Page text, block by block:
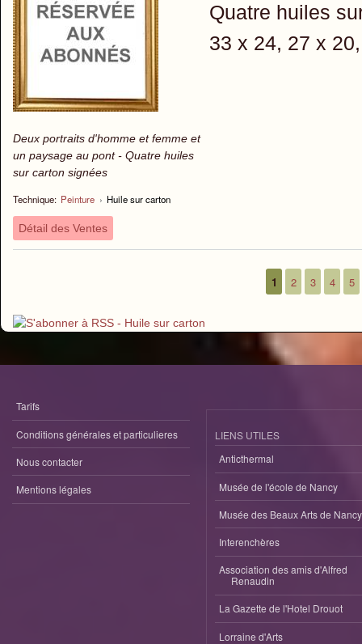
Deux portraits d'homme et femme et
un paysage au pont - Quatre huiles
sur carton signées
Technique: Peinture › Huile sur carton
Quatre huiles
33 x 24, 27 x
Détail des Ventes
1 2 3 4 5
Tarifs
Conditions générales et particulieres
Nous contacter
Mentions légales
LIENS UTILES
Anticthermal
Musée de l'école de Nancy
Musée des Beaux Arts de Nancy
Interenchères
Association des amis d'Alfred
Renaudin
La Gazette de l'Hotel Drouot
Lorraine d'Arts